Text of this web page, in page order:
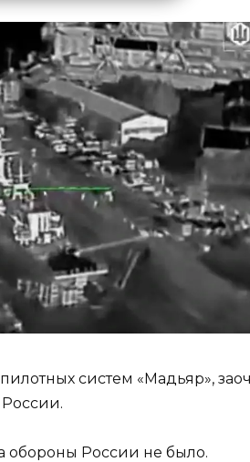
систем «Мадьяр»,
России не было.